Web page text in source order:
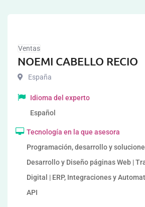
Ventas
NOEMI CABELLO RECIO
España
Idioma del experto
Español
Tecnología en la que asesora
Programación, desarrollo y
Desarrollo y Diseño páginas Web |
Digital | ERP, Integraciones y
API